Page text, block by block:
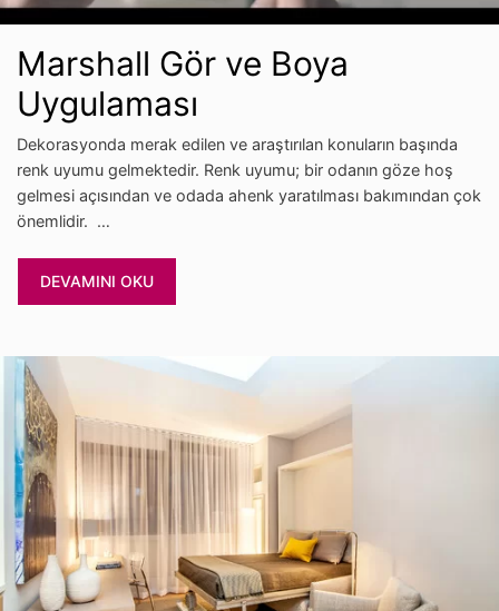
Marshall Gör ve Boya
Uygulaması
Dekorasyonda merak edilen ve araştırılan konuların başında
renk uyumu gelmektedir. Renk uyumu; bir odanın göze hoş
gelmesi açısından ve odada ahenk yaratılması bakımından çok
önemlidir. …
DEVAMINI OKU